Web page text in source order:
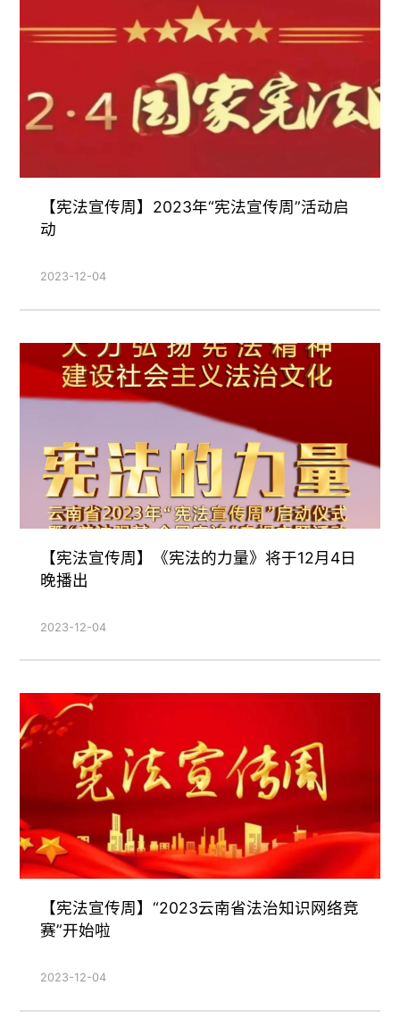
【宪法宣传周】2023年“宪法宣传周”活动启
动
2023-12-04
【宪法宣传周】《宪法的力量》将于12月4日
晚播出
2023-12-04
【宪法宣传周】“2023云南省法治知识网络竞
赛”开始啦
2023-12-04